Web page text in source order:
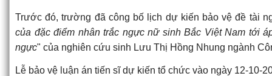
Trước đó, trường đã công bố lịch dự kiến bảo vệ đề tài
của đặc điểm nhân trắc ngực nữ sinh Bắc Việt Nam tới
ngực" của nghiên cứu sinh Lưu Thị Hồng Nhung ngành
Lễ bảo vệ luận án tiến sĩ dự kiến tổ chức vào ngày 12-10-